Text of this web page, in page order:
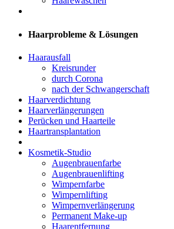
Haarprobleme & Lösungen
Haarausfall
Kreisrunder
durch Corona
nach der Schwangerschaft
Haarverdichtung
Haarverlängerungen
Perücken und Haarteile
Haartransplantation
Kosmetik-Studio
Augenbrauenfarbe
Augenbrauenlifting
Wimpernfarbe
Wimpernlifting
Wimpernverlängerung
Permanent Make-up
Haarentfernung